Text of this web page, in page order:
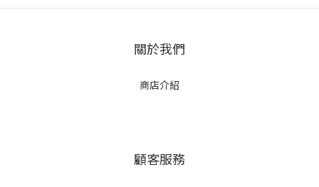
關於我們
商店介紹
顧客服務